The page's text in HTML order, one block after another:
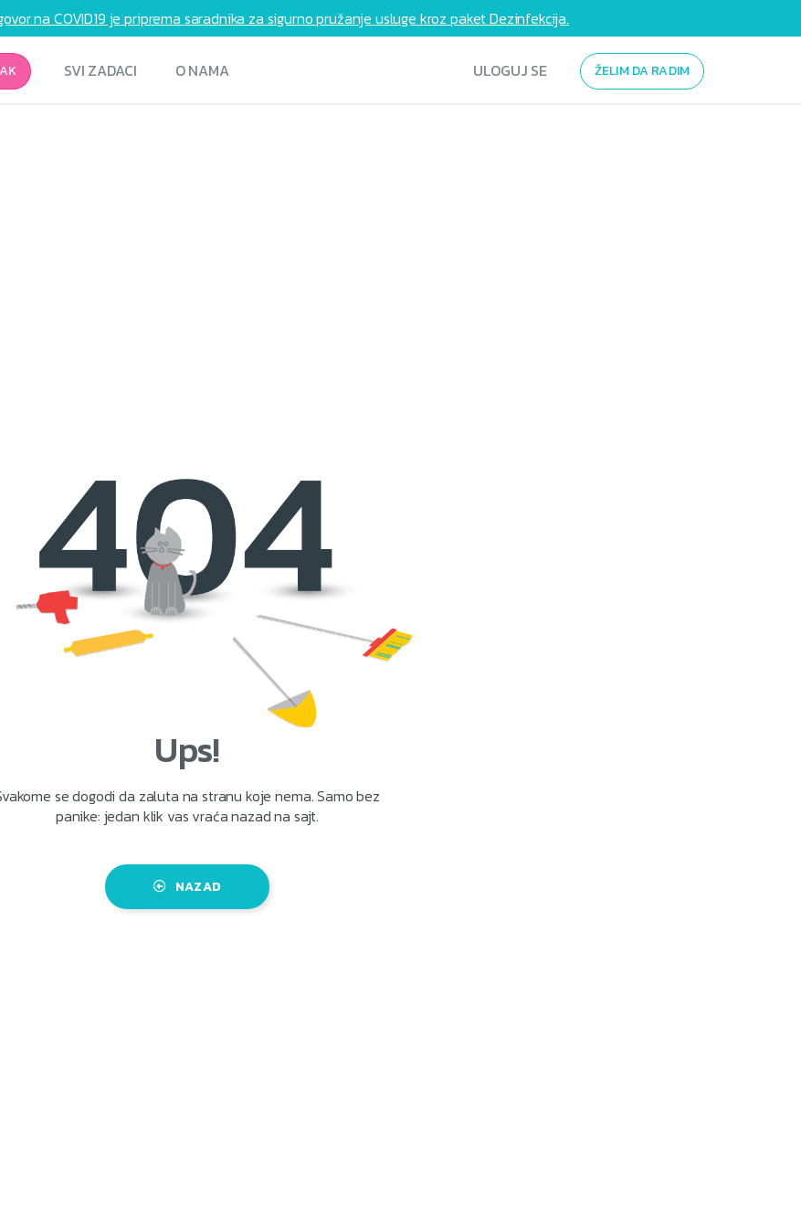
SVI ZADACI O NAMA ŽELIM DA RADIM
ULOGUJ SE
na COVID19 je priprema saradnika za sigurno pružanje usluge kroz paket Dezinfekcija.
Ups!
se dogodi da zaluta na stranu koje nema. Samo bez
panike: jedan klik vas vraća nazad na sajt.
NAZAD